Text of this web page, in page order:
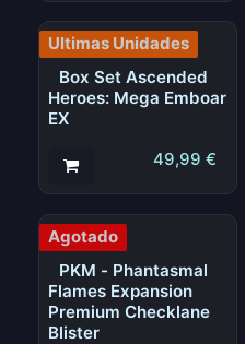
Ultimas Unidades
Box Set Ascended
Heroes: Mega Emboar
EX
49,99 €
Agotado
PKM - Phantasmal
Flames Expansion
Premium Checklane
Blister